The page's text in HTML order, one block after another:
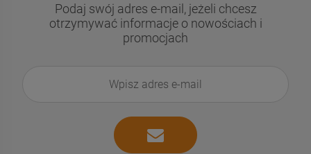
Podaj swój adres e-mail, jeżeli chcesz
otrzymywać informacje o nowościach i
promocjach